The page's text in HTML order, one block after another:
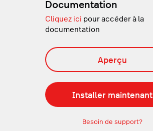
Documentation
Cliquez ici pour accéder à la
documentation
Aperçu
Installer maintenant
Besoin de support?